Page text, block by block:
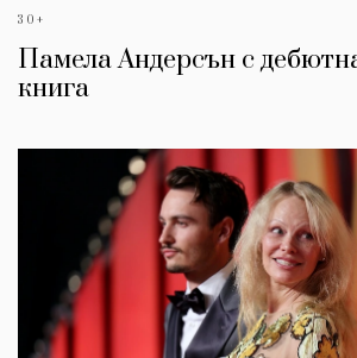
30+
Памела Андерсън с
книга